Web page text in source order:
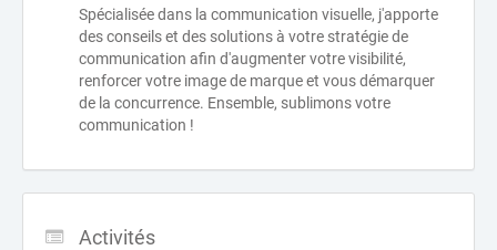
Spécialisée dans la communication visuelle, j'apporte
des conseils et des solutions à votre stratégie de
communication afin d'augmenter votre visibilité,
renforcer votre image de marque et vous démarquer
de la concurrence. Ensemble, sublimons votre
communication !
Activités